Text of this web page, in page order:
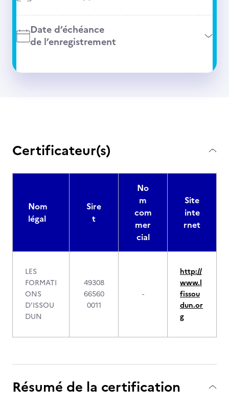
Date d’échéance
de l’enregistrement
Certificateur(s)
Nom
légal
Sire
t
No
m
com
mer
cial
Site
inte
rnet
LES
FORMATI
ONS
D'ISSOU
DUN
49308
66560
0011
-
http://
www.l
fissou
dun.or
g
Résumé de la certification